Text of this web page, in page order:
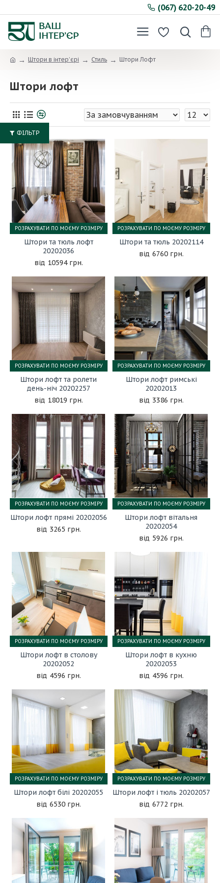
(067) 620-20-49
Штори в інтер’єрі Стиль Штори Лофт
Штори лофт
Штори та тюль лофт
20202036
10594 грн.
РОЗРАХУВАТИ ПО МОЄМУ РОЗМІРУ
Штори та тюль 20202114
6760 грн.
РОЗРАХУВАТИ ПО МОЄМУ РОЗМІРУ
Штори лофт та ролети
день-ніч 20202257
18019 грн.
РОЗРАХУВАТИ ПО МОЄМУ РОЗМІРУ
Штори лофт римські
20202013
3386 грн.
РОЗРАХУВАТИ ПО МОЄМУ РОЗМІРУ
Штори лофт прямі 20202056
3265 грн.
РОЗРАХУВАТИ ПО МОЄМУ РОЗМІРУ
Штори лофт вітальня
20202054
5926 грн.
РОЗРАХУВАТИ ПО МОЄМУ РОЗМІРУ
Штори лофт в столову
20202052
4596 грн.
РОЗРАХУВАТИ ПО МОЄМУ РОЗМІРУ
Штори лофт в кухню
20202053
4596 грн.
РОЗРАХУВАТИ ПО МОЄМУ РОЗМІРУ
Штори лофт білі 20202055
6530 грн.
РОЗРАХУВАТИ ПО МОЄМУ РОЗМІРУ
Штори лофт і тюль 20202057
6772 грн.
РОЗРАХУВАТИ ПО МОЄМУ РОЗМІРУ
ФІЛЬТР